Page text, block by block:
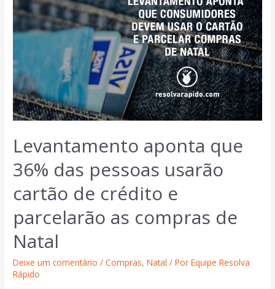
Levantamento aponta que
36% das pessoas usarão
cartão de crédito e
parcelarão as compras de
Natal
Deixe um comentário /Compras,Natal / PorEquipe Resolva
Rápido